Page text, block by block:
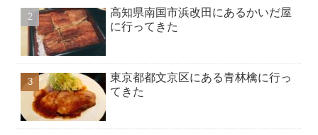
高知県南国市浜改田にあるかいだ屋
に行ってきた
東京都都文京区にある青林檎に行っ
てきた